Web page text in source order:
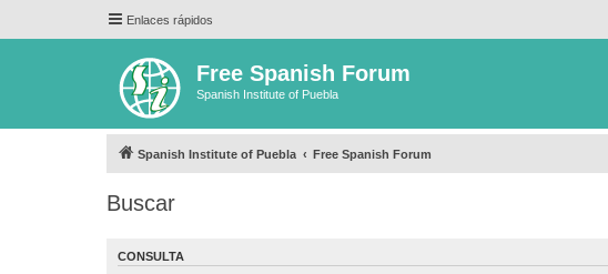
Enlaces rápidos
Free Spanish Forum
Spanish Institute of Puebla
Spanish Institute of Puebla Free Spanish Forum
Buscar
CONSULTA